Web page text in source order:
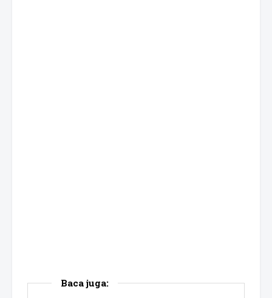
Baca juga: